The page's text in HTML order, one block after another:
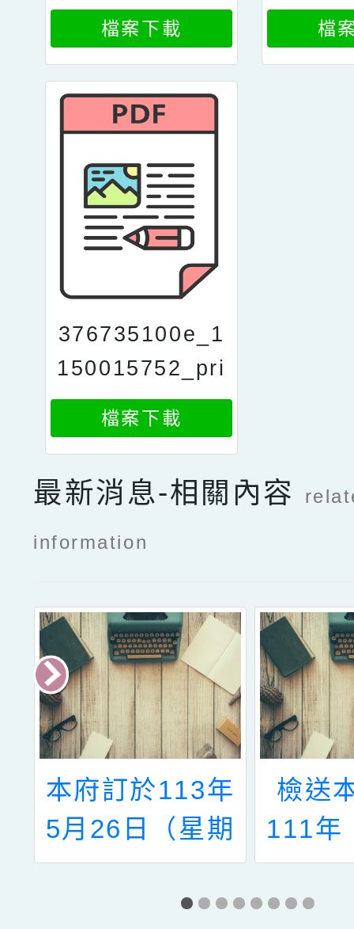
ach3
檔案下載 檔
376735100e_1
150015752_pri
nt
檔案下載
最新消息-相關內容
information
本府訂於113年
5月26日（星期
日）辦理113年
度未婚同仁聯誼
檢送
111年
習曲
活動